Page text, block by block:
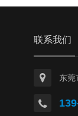
联系我们
东莞